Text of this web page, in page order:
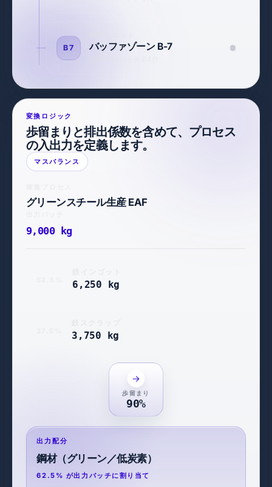
B7 バッファゾーン B-7
変換ロジック
歩留まりと排出係数を含めて、プロセス
の入出力を定義します。
マスバランス
グリーンスチール生産 EAF
9,000 kg
6,250 kg
3,750 kg
歩留まり
90%
出力配分
鋼材（グリーン／低炭素）
62.5% が出力バッチに割り当て